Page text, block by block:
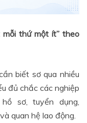
mỗi thứ một ít” theo
biết sơ qua nhiều
đủ chắc các nghiệp
sơ, tuyển dụng,
quan hệ lao động.